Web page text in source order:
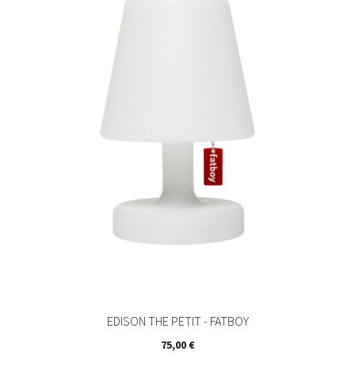
EDISON THE PETIT - FATBOY
Prix
75,00 €